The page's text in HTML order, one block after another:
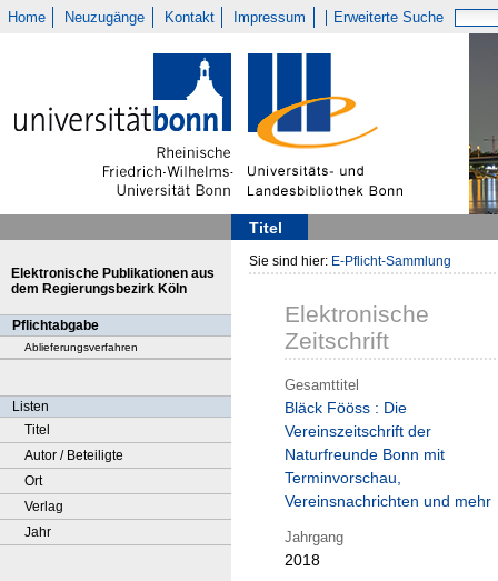
Home Neuzugänge Kontakt Impressum Erweiterte Suche
Titel
Elektronische Publikationen aus
dem Regierungsbezirk Köln
Pflichtabgabe
Ablieferungsverfahren
Listen
Titel
Autor / Beteiligte
Ort
Verlag
Jahr
Sie sind hier: E-Pflicht-Sammlung
Elektronische
Zeitschrift
Gesamttitel
Bläck Fööss : Die
Vereinszeitschrift der
Naturfreunde Bonn mit
Terminvorschau,
Vereinsnachrichten und mehr
Jahrgang
2018